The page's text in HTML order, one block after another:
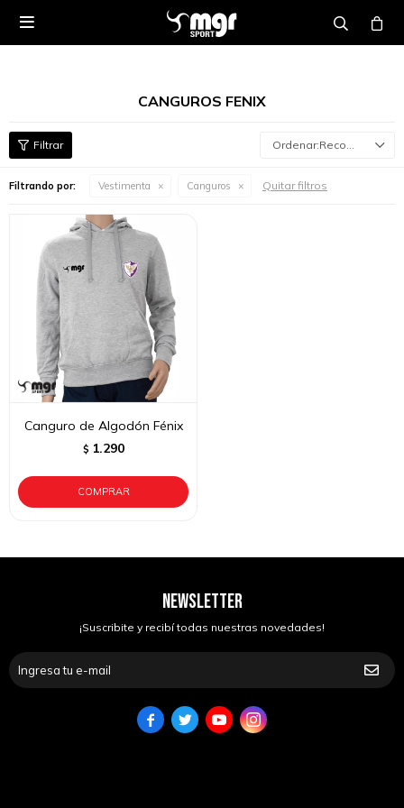

CANGUROS FENIX
Recomendados
Filtrando por: Vestimenta Canguros Quitar filtros
Canguro de Algodón Fénix
$ 1.290
NEWSLETTER
¡Suscribite y recibí todas nuestras novedades!
   